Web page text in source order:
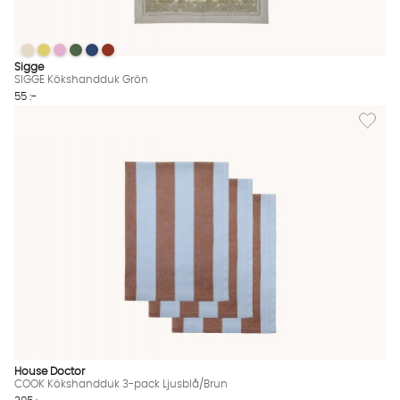
SIGGE Kökshandduk Grön Finns även i dessa färger:
SIGGE Kökshandduk Grön
SIGGE Kökshandduk Grön
SIGGE Kökshandduk Grön
SIGGE Kökshandduk Grön
SIGGE Kökshandduk Grön
SIGGE Kökshandduk Grön
Sigge
SIGGE Kökshandduk Grön
55 :-
Lägg
House Doctor
COOK Kökshandduk 3-pack Ljusblå/Brun